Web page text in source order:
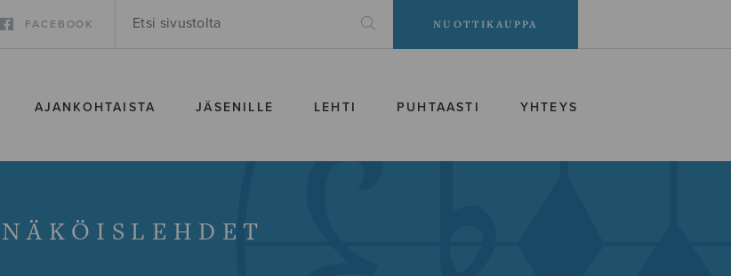
FACEBOOK NUOTTIKAUPPA
AJANKOHTAISTA JÄSENILLE LEHTI PUHTAASTI YHTEYS
NÄKÖISLEHDET